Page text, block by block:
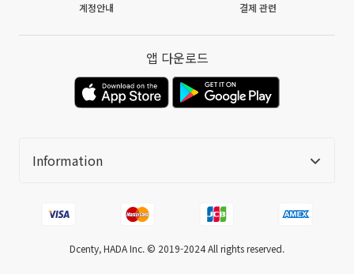
계정안내
결제 관련
앱 다운로드
Information
Dcenty, HADA Inc. ©️ 2019-2024 All rights reserved.